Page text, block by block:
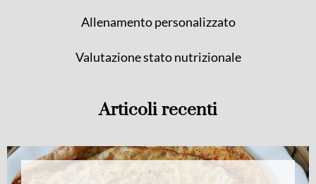
Allenamento personalizzato
Valutazione stato nutrizionale
Articoli recenti